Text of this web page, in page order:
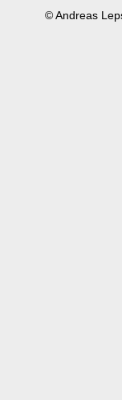
© Andreas